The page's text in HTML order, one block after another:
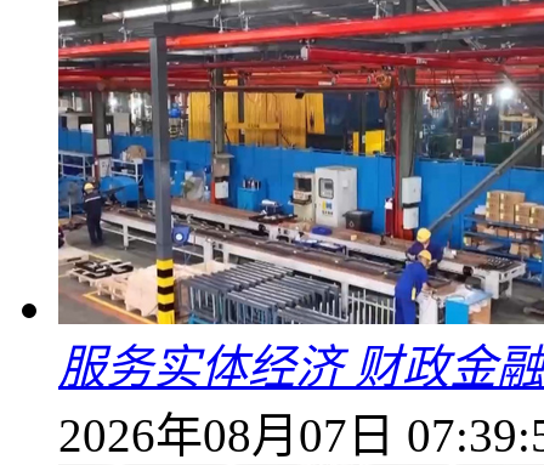
服务实体经济 财政金
2026年08月07日